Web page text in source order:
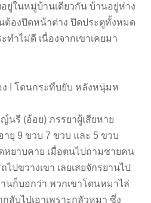
ยู่ในหมู่บ้านเดียวกัน บ้านอยู่ห่าง
ต้องปิดหน้าต่าง ปิดประตูทั้งหมด
ำไม่ดี เนื่องจากเขาเคยมา
(อ้อย) ภรรยาผู้เสียหาย
ยุ 9 ขวบ 7 ขวบ และ 5 ขวบ
ยาบคาย เมื่อตนไปถามชายคน
ไปขวางเขา เลยเสยจักรยานไป
นก็บอกว่า พวกเขาโดนหมาไล่
ลับไปเอาเพราะกลัวหมา ซึ่ง